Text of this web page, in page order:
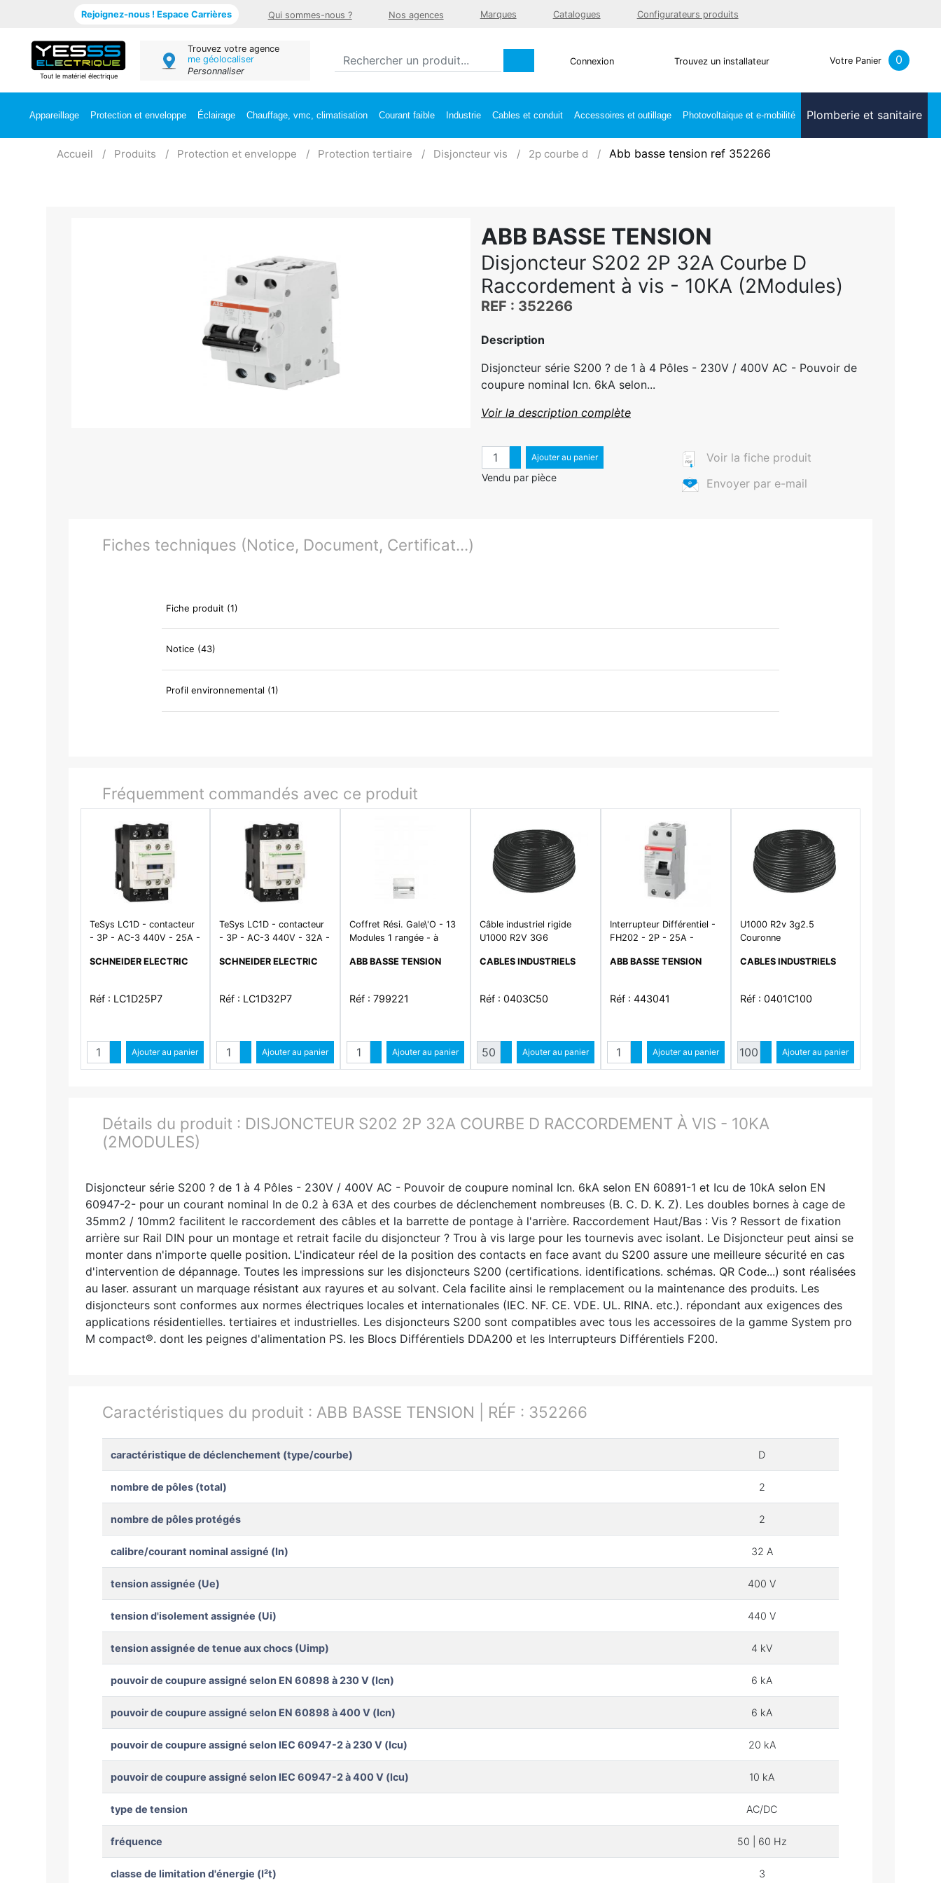
Rejoignez-nous ! Espace Carrières Qui sommes-nous ? Nos agences Marques Catalogues Configurateurs produits
Tout le matériel électrique
Trouvez votre agence
me géolocaliser
Personnaliser
Connexion Trouvez un installateur Votre Panier 0
Appareillage Protection et enveloppe Éclairage Chauffage, vmc, climatisation Courant faible Industrie Cables et conduit Accessoires et outillage Photovoltaique et e-mobilité Plomberie et sanitaire
Accueil Produits Protection et enveloppe Protection tertiaire Disjoncteur vis 2p courbe d Abb basse tension ref 352266
ABB BASSE TENSION
Disjoncteur S202 2P 32A Courbe D
Raccordement à vis - 10KA (2Modules)
REF : 352266
Description
Disjoncteur série S200 ? de 1 à 4 Pôles - 230V / 400V AC - Pouvoir de
coupure nominal Icn. 6kA selon...
Voir la description complète
QuantitéAugmenter quantité
Diminuer quantité
Ajouter au panier
Vendu par pièce
Voir la fiche produit
Envoyer par e-mail
Fiches techniques (Notice, Document, Certificat...)
Fiche produit (1)
Notice (43)
Profil environnemental (1)
Fréquemment commandés avec ce produit
TeSys LC1D - contacteur
- 3P - AC-3 440V - 25A -
SCHNEIDER ELECTRIC
Réf : LC1D25P7
Quantité
Augmenter quantité
Diminuer quantité
Ajouter au panier
TeSys LC1D - contacteur
- 3P - AC-3 440V - 32A -
SCHNEIDER ELECTRIC
Réf : LC1D32P7
Quantité
Augmenter quantité
Diminuer quantité
Ajouter au panier
Coffret Rési. Gale\'O - 13
Modules 1 rangée - à
ABB BASSE TENSION
Réf : 799221
Quantité
Augmenter quantité
Diminuer quantité
Ajouter au panier
Câble industriel rigide
U1000 R2V 3G6
CABLES INDUSTRIELS
Réf : 0403C50
Quantité
Augmenter quantité
Diminuer quantité
Ajouter au panier
Interrupteur Différentiel -
FH202 - 2P - 25A -
ABB BASSE TENSION
Réf : 443041
Quantité
Augmenter quantité
Diminuer quantité
Ajouter au panier
U1000 R2v 3g2.5
Couronne
CABLES INDUSTRIELS
Réf : 0401C100
Quantité
Augmenter quantité
Diminuer quantité
Ajouter au panier
Détails du produit : DISJONCTEUR S202 2P 32A COURBE D RACCORDEMENT À VIS - 10KA
(2MODULES)
Disjoncteur série S200 ? de 1 à 4 Pôles - 230V / 400V AC - Pouvoir de coupure nominal Icn. 6kA selon EN 60891-1 et Icu de 10kA selon EN
60947-2- pour un courant nominal In de 0.2 à 63A et des courbes de déclenchement nombreuses (B. C. D. K. Z). Les doubles bornes à cage de
35mm2 / 10mm2 facilitent le raccordement des câbles et la barrette de pontage à l'arrière. Raccordement Haut/Bas : Vis ? Ressort de fixation
arrière sur Rail DIN pour un montage et retrait facile du disjoncteur ? Trou à vis large pour les tournevis avec isolant. Le Disjoncteur peut ainsi se
monter dans n'importe quelle position. L'indicateur réel de la position des contacts en face avant du S200 assure une meilleure sécurité en cas
d'intervention de dépannage. Toutes les impressions sur les disjoncteurs S200 (certifications. identifications. schémas. QR Code...) sont réalisées
au laser. assurant un marquage résistant aux rayures et au solvant. Cela facilite ainsi le remplacement ou la maintenance des produits. Les
disjoncteurs sont conformes aux normes électriques locales et internationales (IEC. NF. CE. VDE. UL. RINA. etc.). répondant aux exigences des
applications résidentielles. tertiaires et industrielles. Les disjoncteurs S200 sont compatibles avec tous les accessoires de la gamme System pro
M compact®. dont les peignes d'alimentation PS. les Blocs Différentiels DDA200 et les Interrupteurs Différentiels F200.
Caractéristiques du produit : ABB BASSE TENSION | RÉF : 352266
caractéristique de déclenchement (type/courbe) D
nombre de pôles (total) 2
nombre de pôles protégés 2
calibre/courant nominal assigné (In) 32 A
tension assignée (Ue) 400 V
tension d'isolement assignée (Ui) 440 V
tension assignée de tenue aux chocs (Uimp) 4 kV
pouvoir de coupure assigné selon EN 60898 à 230 V (Icn) 6 kA
pouvoir de coupure assigné selon EN 60898 à 400 V (Icn) 6 kA
pouvoir de coupure assigné selon IEC 60947-2 à 230 V (Icu) 20 kA
pouvoir de coupure assigné selon IEC 60947-2 à 400 V (Icu) 10 kA
type de tension AC/DC
fréquence 50 | 60 Hz
classe de limitation d'énergie (I²t) 3